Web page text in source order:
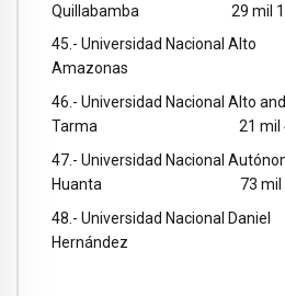
Quillabamba 29 mil
45.- Universidad Nacional Alto
Amazonas 53
46.- Universidad Nacional Alto
Tarma 21 mil 420
47.- Universidad Nacional
Huanta 73 mil 260
48.- Universidad Nacional Daniel
Hernández 58 mil